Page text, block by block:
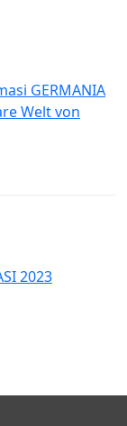
GERMANIA
Welt von
2023